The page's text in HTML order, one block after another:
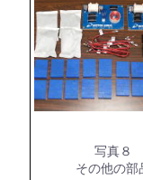
写真８
その他の部